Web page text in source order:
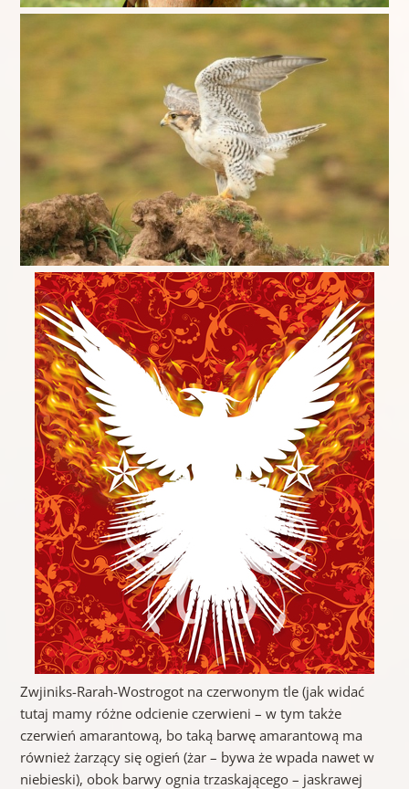
Zwjiniks-Rarah-Wostrogot na czerwonym tle (jak widać
tutaj mamy różne odcienie czerwieni – w tym także
czerwień amarantową, bo taką barwę amarantową ma
również żarzący się ogień (żar – bywa że wpada nawet w
niebieski), obok barwy ognia trzaskającego – jaskrawej